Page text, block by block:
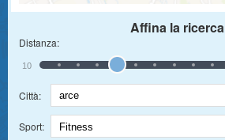
Affina la ricerca
Distanza:
10
Città:
Sport: